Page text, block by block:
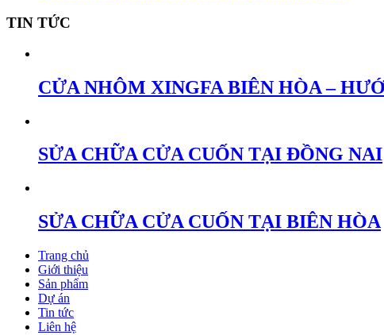
TIN TỨC
CỬA NHÔM XINGFA BIÊN HÒA –
SỬA CHỮA CỬA CUỐN TẠI ĐỒNG NAI
SỬA CHỮA CỬA CUỐN TẠI BIÊN HÒA
Trang chủ
Giới thiệu
Sản phẩm
Dự án
Tin tức
Liên hệ